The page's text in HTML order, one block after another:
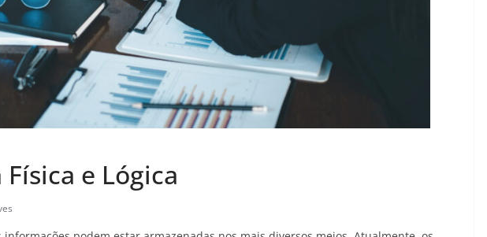
e Lógica